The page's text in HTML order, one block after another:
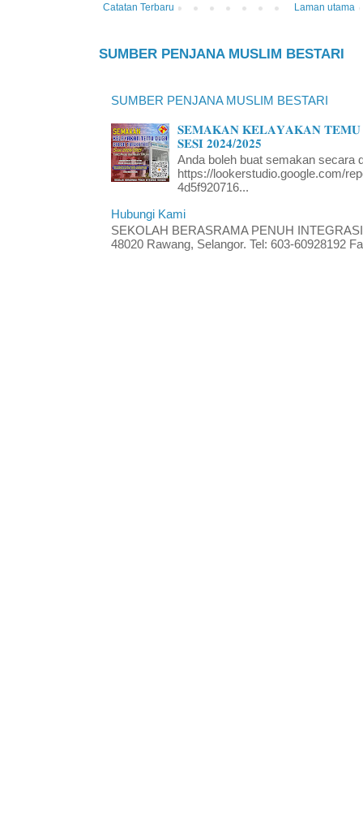
Catatan Terbaru Laman utama
SUMBER PENJANA MUSLIM BESTARI
SUMBER PENJANA MUSLIM BESTARI
𝐒𝐄𝐌𝐀𝐊𝐀𝐍 𝐊𝐄𝐋𝐀𝐘𝐀𝐊𝐀𝐍 𝐓𝐄𝐌𝐔
𝐒𝐄𝐒𝐈 𝟐𝟎𝟐𝟒/𝟐𝟎𝟐𝟓
Anda boleh buat semakan secara
https://lookerstudio.google.com/
4d5f920716...
Hubungi Kami
SEKOLAH BERASRAMA PENUH
48020 Rawang, Selangor. Tel: 603-60928192